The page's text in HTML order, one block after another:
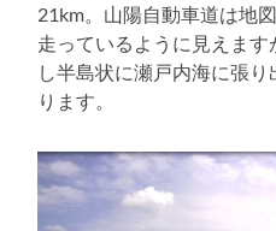
21km。山陽自動車道は地
走っているように見えま
し半島状に瀬戸内海に張
ります。